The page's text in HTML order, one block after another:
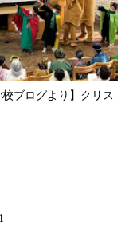
校ブログより】クリス